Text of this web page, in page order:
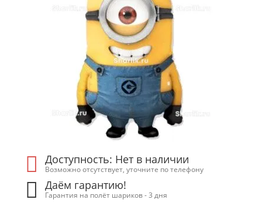
Доступность: Нет в наличии
Возможно отсутствует, уточните по телефону
Даём гарантию!
Гарантия на полёт шариков - 3 дня